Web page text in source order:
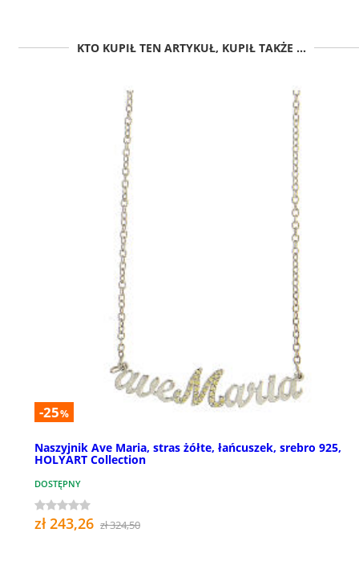
KTO KUPIŁ TEN ARTYKUŁ, KUPIŁ TAKŻE ...
-25%
Naszyjnik Ave Maria, stras żółte, łańcuszek, srebro 925,
HOLYART Collection
DOSTĘPNY
zł 243,26 zł 324,50